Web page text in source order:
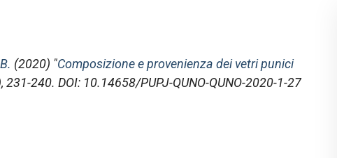
(2020) "Composizione e provenienza dei vetri punici
231-240. DOI: 10.14658/PUPJ-QUNO-QUNO-2020-1-27